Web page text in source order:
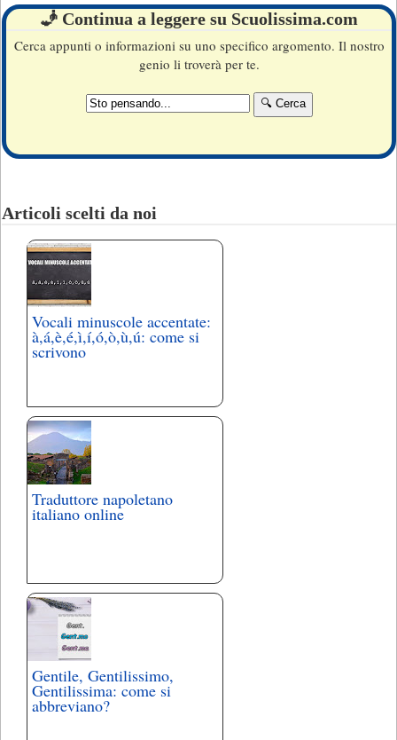
🧞 Continua a leggere su Scuolissima.com
Cerca appunti o informazioni su uno specifico argomento. Il nostro
genio li troverà per te.
Articoli scelti da noi
Vocali minuscole accentate:
à,á,è,é,ì,í,ó,ò,ù,ú: come si
scrivono
Traduttore napoletano
italiano online
Gentile, Gentilissimo,
Gentilissima: come si
abbreviano?